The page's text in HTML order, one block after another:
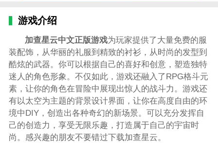
游戏介绍
加查星云中文正版游戏为玩家提供了大量免费的服
装配饰，从华丽的礼服到精致的衬衫，从时尚的发型到
酷炫的武器。你可以根据自己的喜好和创意，塑造独特
迷人的角色形象。不仅如此，游戏还融入了RPG格斗元
素，让你的角色在冒险中展现出惊人的战斗力。游戏还
有以太空为主题的背景设计界面，让你在高度自由的环
境中DIY，创造出各种奇幻的新场景。可以充分发挥自
己的创造力，享受无限乐趣，打造属于自己的宇宙时
尚。感兴趣的朋友不要错过下载加查星云。